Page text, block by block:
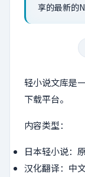
享的最新的
轻小说文库是
下载平台。
内容类型：
日本轻小说：
汉化翻译：中